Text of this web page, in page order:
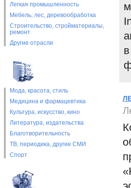
Легкая промышленность
Мебель, лес, деревообработка
Строительство, стройматериалы,
ремонт
Другие отрасли
Мода, красота, стиль
Медицина и фармацевтика
Культура, искусство, кино
Литература, издательства
Благотворительность
ТВ, периодика, другие СМИ
Спорт